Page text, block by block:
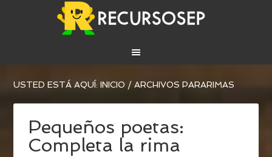
USTED ESTÁ AQUÍ:INICIO / ARCHIVOS PARARIMAS
Pequeños poetas:
Completa la rima